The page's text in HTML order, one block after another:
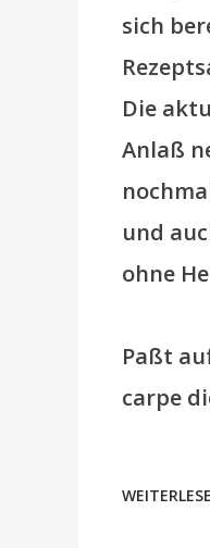
sich
Die
Anlaß
und
ohne
Paßt
carpe